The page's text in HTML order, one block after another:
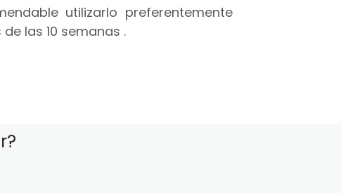
utilizarlo preferentemente
las 10 semanas .